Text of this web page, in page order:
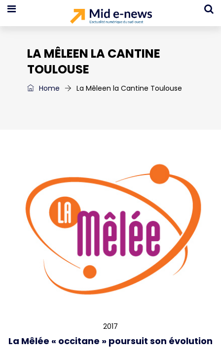
LA MÊLEEN LA CANTINE
TOULOUSE
Home La Mêleen la Cantine Toulouse
2017
La Mêlée « occitane » poursuit son évolution